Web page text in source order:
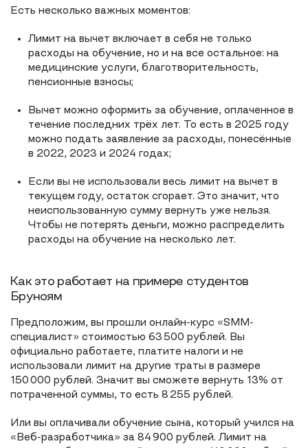
Есть несколько важных моментов:
Лимит на вычет включает в себя не только
расходы на обучение, но и на все остальное: на
медицинские услуги, благотворительность,
пенсионные взносы;
Вычет можно оформить за обучение, оплаченное в
течение последних трёх лет. То есть в 2025 году
можно подать заявление за расходы, понесённые
в 2022, 2023 и 2024 годах;
Если вы не использовали весь лимит на вычет в
текущем году, остаток сгорает. Это значит, что
неиспользованную сумму вернуть уже нельзя.
Чтобы не потерять деньги, можно распределить
расходы на обучение на несколько лет.
Как это работает на примере студентов
Бруноям
Предположим, вы прошли онлайн-курс «SMM-
специалист» стоимостью 63 500 рублей. Вы
официально работаете, платите налоги и не
использовали лимит на другие траты в размере
150 000 рублей. Значит вы сможете вернуть 13% от
потраченной суммы, то есть 8 255 рублей.
Или вы оплачивали обучение сына, который учился на
«Веб-разработчика» за 84 900 рублей. Лимит на